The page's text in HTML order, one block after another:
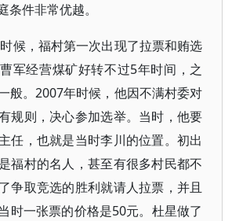
条件非常优越。
候，福村第一次出现了拉票和贿选
军经营煤矿好转不过5年时间，之
般。2007年时候，他因不满村委对
规则，决心参加选举。当时，他要
任，也就是当时李川的位置。初出
福村的名人，甚至有很多村民都不
争取竞选的胜利就请人拉票，并且
时一张票的价格是50元。杜星做了